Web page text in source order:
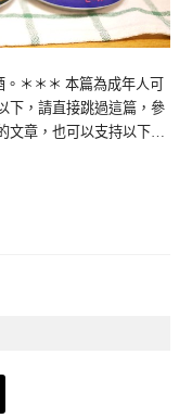
＊＊＊ 本篇為成年人可
下，請直接跳過這篇，參
文章，也可以支持以下…